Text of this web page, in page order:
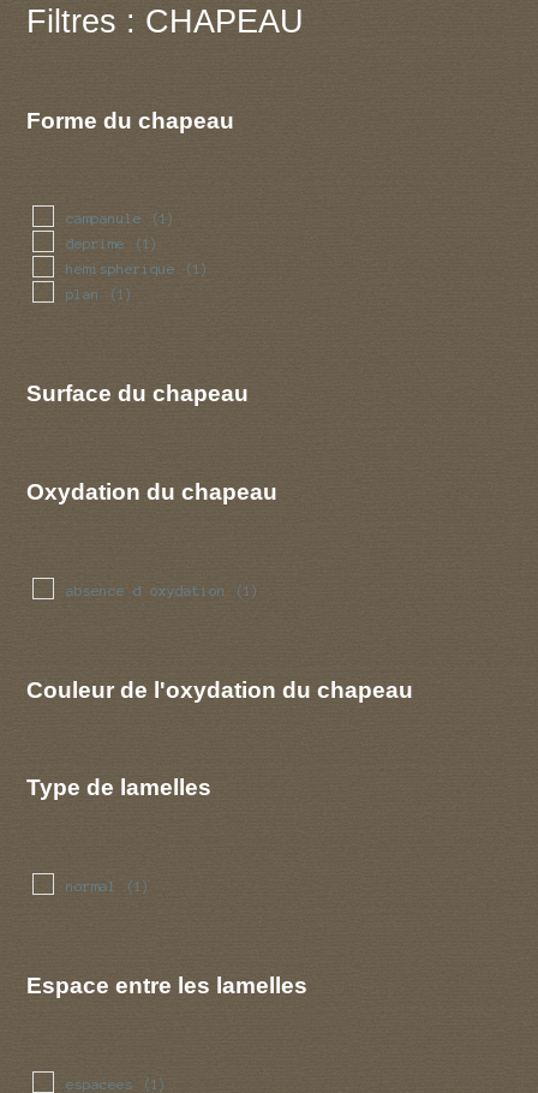
Filtres : CHAPEAU
Forme du chapeau
campanule (1)
deprime (1)
hemispherique (1)
plan (1)
Surface du chapeau
Oxydation du chapeau
absence d oxydation (1)
Couleur de l'oxydation du chapeau
Type de lamelles
normal (1)
Espace entre les lamelles
espacees (1)